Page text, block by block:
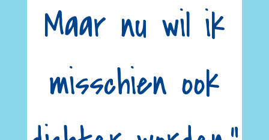
Maar nu wil ik
misschien ook